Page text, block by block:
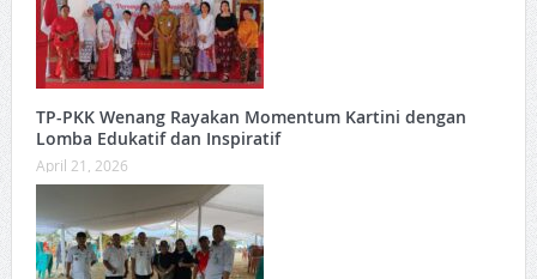
TP-PKK Wenang Rayakan Momentum Kartini dengan
Lomba Edukatif dan Inspiratif
April 21, 2026